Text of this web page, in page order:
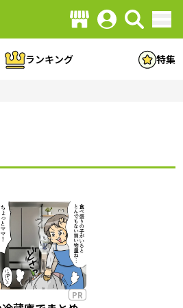
ランキング 特集
PR